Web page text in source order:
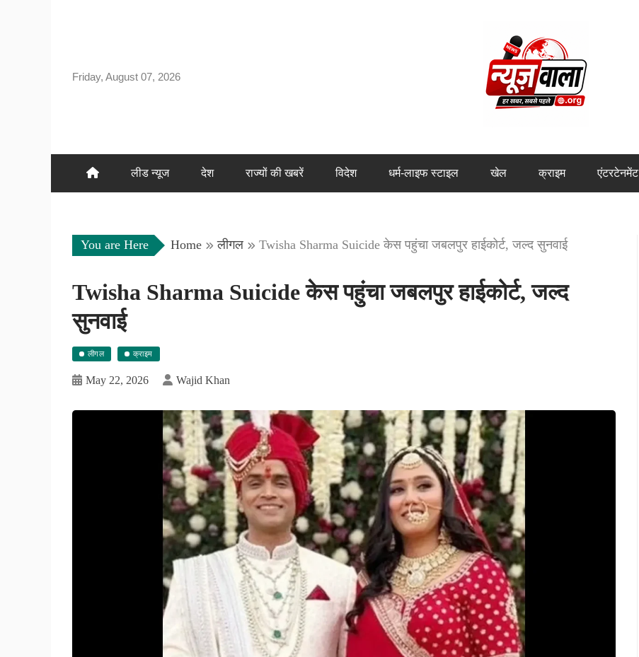
Friday, August 07, 2026
लीड न्यूज देश राज्यों की खबरें विदेश धर्म-लाइफ स्टाइल खेल क्राइम एंटरटेनमेंट
You are Here Home लीगल Twisha Sharma Suicide केस पहुंचा जबलपुर हाईकोर्ट, जल्द सुनवाई
Twisha Sharma Suicide केस पहुंचा जबलपुर हाईकोर्ट, जल्द
सुनवाई
लीगल क्राइम
May 22, 2026 Wajid Khan